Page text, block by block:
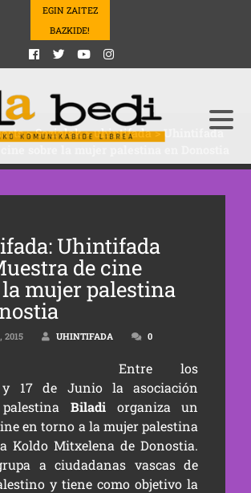
EGIN ZAITEZ
BAZKIDE!
>Sozialak>uhintifada>Uhintifada
Uhintifada
de cine
mujer palestina
2015 UHINTIFADA 0
Entre los
17 de Junio la asociación
Biladi organiza un
en torno a la mujer palestina
Koldo Mitxelena de Donostia.
a ciudadanas vascas de
y tiene como objetivo la